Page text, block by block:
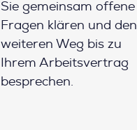
Sie gemeinsam offene
Fragen klären und den
weiteren Weg bis zu
Ihrem Arbeitsvertrag
besprechen.